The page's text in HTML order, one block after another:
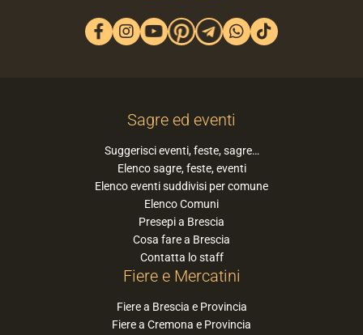
Sagre ed eventi
Suggerisci eventi, feste, sagre…
Elenco sagre, feste, eventi
Elenco eventi suddivisi per comune
Elenco Comuni
Presepi a Brescia
Cosa fare a Brescia
Contatta lo staff
Fiere e Mercatini
Fiere a Brescia e Provincia
Fiere a Cremona e Provincia